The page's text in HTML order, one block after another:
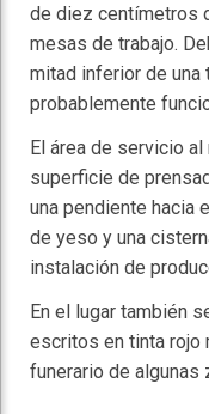
de diez centímetros
mesas de trabajo.
mitad inferior de una
probablemente
El área de servicio
superficie de
una pendiente hacia
de yeso y una
instalación de
En el lugar también
escritos en tinta rojo
funerario de algunas